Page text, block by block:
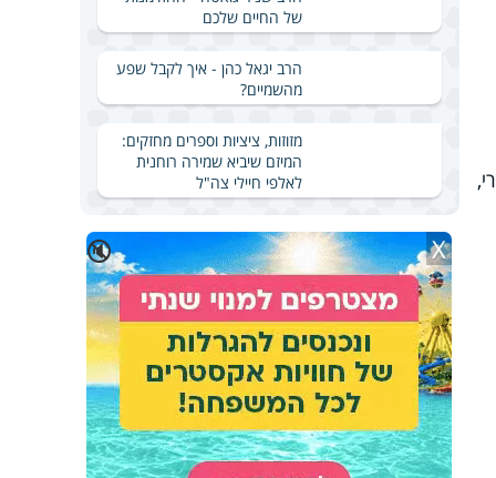
של החיים שלכם
הרב יגאל כהן - איך לקבל שפע
מהשמיים?
מזוזות, ציציות וספרים מחזקים:
המיזם שיביא שמירה רוחנית
לאלפי חיילי צה"ל
🔇 X